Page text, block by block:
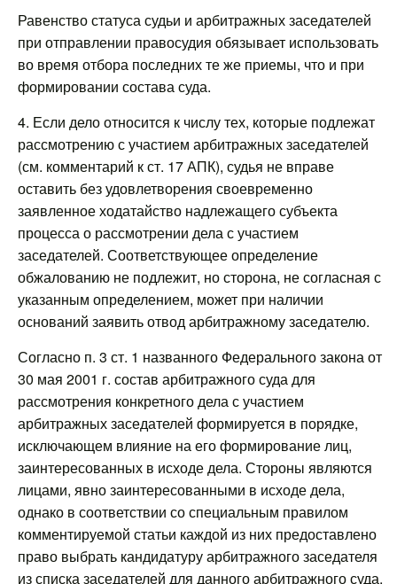
Равенство статуса судьи и арбитражных заседателей
при отправлении правосудия обязывает использовать
во время отбора последних те же приемы, что и при
формировании состава суда.
4. Если дело относится к числу тех, которые подлежат
рассмотрению с участием арбитражных заседателей
(см. комментарий к ст. 17 АПК), судья не вправе
оставить без удовлетворения своевременно
заявленное ходатайство надлежащего субъекта
процесса о рассмотрении дела с участием
заседателей. Соответствующее определение
обжалованию не подлежит, но сторона, не согласная с
указанным определением, может при наличии
оснований заявить отвод арбитражному заседателю.
Согласно п. 3 ст. 1 названного Федерального закона от
30 мая 2001 г. состав арбитражного суда для
рассмотрения конкретного дела с участием
арбитражных заседателей формируется в порядке,
исключающем влияние на его формирование лиц,
заинтересованных в исходе дела. Стороны являются
лицами, явно заинтересованными в исходе дела,
однако в соответствии со специальным правилом
комментируемой статьи каждой из них предоставлено
право выбрать кандидатуру арбитражного заседателя
из списка заседателей для данного арбитражного суда.